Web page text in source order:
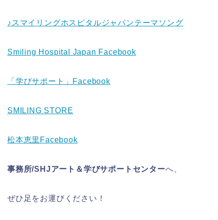
♪スマイリングホスピタルジャパンテーマソング
Smiling Hospital Japan Facebook
「学びサポート」Facebook
SMILING STORE
松本恵里Facebook
事務所/SHJアート＆学びサポートセンターへ、
ぜひ足をお運びください！